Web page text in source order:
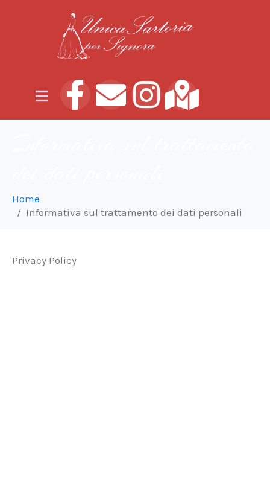
Home
Informativa sul trattamento dei dati personali
Privacy Policy